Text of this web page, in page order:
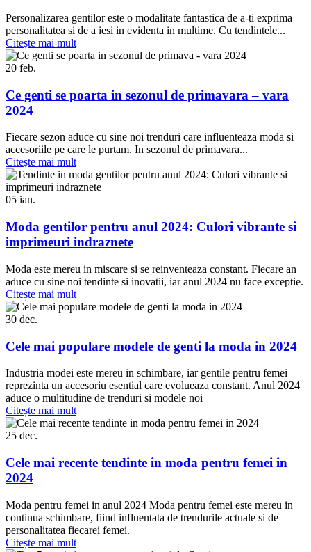
Personalizarea gentilor este o modalitate fantastica de a-ti exprima
personalitatea si de a iesi in evidenta in multime. Cu tendintele...
Citește mai mult
20 feb.
Ce genti se poarta in sezonul de primavara – vara
2024
Fiecare sezon aduce cu sine noi trenduri care influenteaza moda si
accesoriile pe care le purtam. In sezonul de primavara...
Citește mai mult
05 ian.
Moda gentilor pentru anul 2024: Culori vibrante si
imprimeuri indraznete
Moda este mereu in miscare si se reinventeaza constant. Fiecare an
aduce cu sine noi tendinte si inovatii, iar anul 2024 nu face exceptie.
Citește mai mult
30 dec.
Cele mai populare modele de genti la moda in 2024
Industria modei este mereu in schimbare, iar gentile pentru femei
reprezinta un accesoriu esential care evolueaza constant. Anul 2024
aduce o multitudine de trenduri si modele noi
Citește mai mult
25 dec.
Cele mai recente tendinte in moda pentru femei in
2024
Moda pentru femei in anul 2024 Moda pentru femei este mereu in
continua schimbare, fiind influentata de trendurile actuale si de
personalitatea fiecarei femei.
Citește mai mult